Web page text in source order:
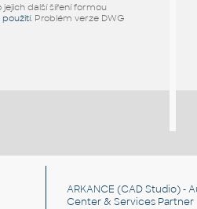
další šíření formou
. Problém verze DWG
ARKANCE (CAD Studio) -
Center & Services Partner